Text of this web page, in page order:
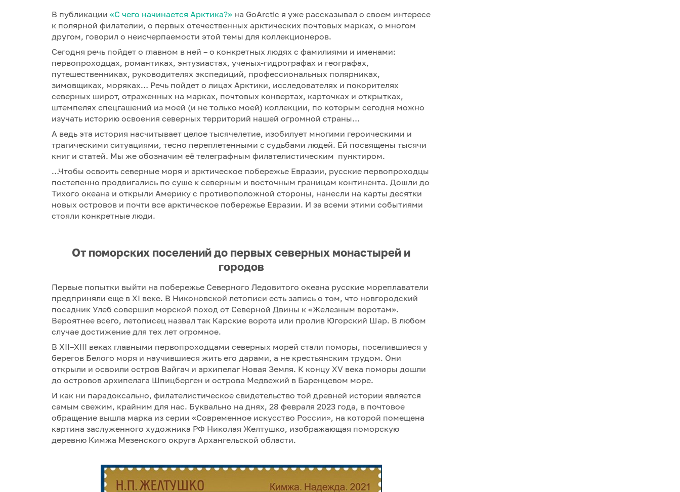
В публикации «С чего начинается Арктика?» на GoArctic я уже рассказывал о своем интересе
к полярной филателии, о первых отечественных арктических почтовых марках, о многом
другом, говорил о неисчерпаемости этой темы для коллекционеров.
Сегодня речь пойдет о главном в ней – о конкретных людях с фамилиями и именами:
первопроходцах, романтиках, энтузиастах, ученых-гидрографах и географах,
путешественниках, руководителях экспедиций, профессиональных полярниках,
зимовщиках, моряках… Речь пойдет о лицах Арктики, исследователях и покорителях
северных широт, отраженных на марках, почтовых конвертах, карточках и открытках,
штемпелях спецгашений из моей (и не только моей) коллекции, по которым сегодня можно
изучать историю освоения северных территорий нашей огромной страны…
А ведь эта история насчитывает целое тысячелетие, изобилует многими героическими и
трагическими ситуациями, тесно переплетенными с судьбами людей. Ей посвящены тысячи
книг и статей. Мы же обозначим её телеграфным филателистическим пунктиром.
…Чтобы освоить северные моря и арктическое побережье Евразии, русские первопроходцы
постепенно продвигались по суше к северным и восточным границам континента. Дошли до
Тихого океана и открыли Америку с противоположной стороны, нанесли на карты десятки
новых островов и почти все арктическое побережье Евразии. И за всеми этими событиями
стояли конкретные люди.
От поморских поселений до первых северных монастырей и
городов
Первые попытки выйти на побережье Северного Ледовитого океана русские мореплаватели
предприняли еще в XI веке. В Никоновской летописи есть запись о том, что новгородский
посадник Улеб совершил морской поход от Северной Двины к «Железным воротам».
Вероятнее всего, летописец назвал так Карские ворота или пролив Югорский Шар. В любом
случае достижение для тех лет огромное.
В XII–XIII веках главными первопроходцами северных морей стали поморы, поселившиеся у
берегов Белого моря и научившиеся жить его дарами, а не крестьянским трудом. Они
открыли и освоили остров Вайгач и архипелаг Новая Земля. К концу XV века поморы дошли
до островов архипелага Шпицберген и острова Медвежий в Баренцевом море.
И как ни парадоксально, филателистическое свидетельство той древней истории является
самым свежим, крайним для нас. Буквально на днях, 28 февраля 2023 года, в почтовое
обращение вышла марка из серии «Современное искусство России», на которой помещена
картина заслуженного художника РФ Николая Желтушко, изображающая поморскую
деревню Кимжа Мезенского округа Архангельской области.